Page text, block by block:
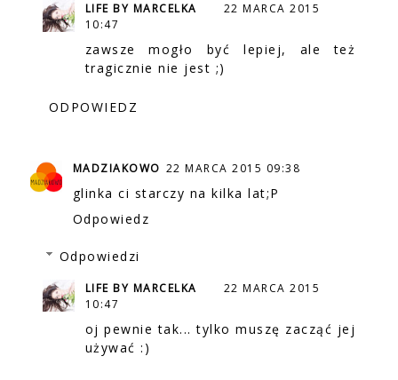
LIFE BY MARCELKA
22 MARCA 2015
10:47
zawsze mogło być lepiej, ale też
tragicznie nie jest ;)
ODPOWIEDZ
MADZIAKOWO 22 MARCA 2015 09:38
glinka ci starczy na kilka lat;P
Odpowiedz
Odpowiedzi
LIFE BY MARCELKA
22 MARCA 2015
10:47
oj pewnie tak... tylko muszę zacząć jej
używać :)